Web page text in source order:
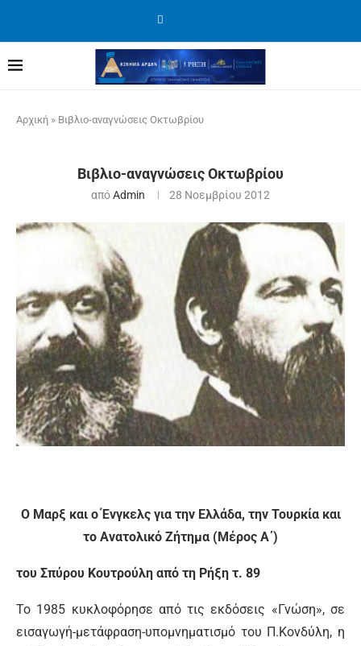
Αρχική » Βιβλιο-αναγνώσεις Οκτωβρίου
Βιβλιο-αναγνώσεις Οκτωβρίου
απόAdmin 28 Νοεμβρίου 2012
Ο Μαρξ και ο Ένγκελς για την Ελλάδα, την Τουρκία και
το Ανατολικό Ζήτημα (Μέρος Α΄)
του Σπύρου Κουτρούλη από τη Ρήξη τ. 89
Το 1985 κυκλοφόρησε από τις εκδόσεις «Γνώση», σε
εισαγωγή-μετάφραση-υπομνηματισμό του Π.Κονδύλη, η